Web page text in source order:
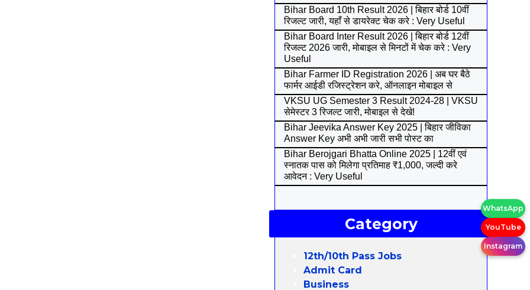
Bihar Board 10th Result 2026 | बिहार बोर्ड 10वीं
रिजल्ट जारी, यहाँ से डायरेक्ट चेक करे : Very Useful
Bihar Board Inter Result 2026 | बिहार बोर्ड 12वीं
रिजल्ट 2026 जारी, मोबाइल से मिनटों में चेक करे : Very
Useful
Bihar Farmer ID Registration 2026 | अब घर बैठे
फार्मर आईडी रजिस्ट्रेशन करे, ऑनलाइन मोबाइल से
VKSU UG Semester 3 Result 2024-28 | VKSU
सेमेस्टर 3 रिजल्ट जारी, मोबाइल से देखे!
Bihar Jeevika Answer Key 2025 | बिहार जीविका
Answer Key अभी अभी जारी सभी पोस्ट का
Bihar Berojgari Bhatta Online 2025 | 12वीं एवं
स्नातक पास को मिलेगा प्रतिमाह ₹1,000, जल्दी करे
आवेदन : Very Useful
Category
12th/10th Pass Jobs
Admit Card
Business
WhatsApp
YouTube
Instagram